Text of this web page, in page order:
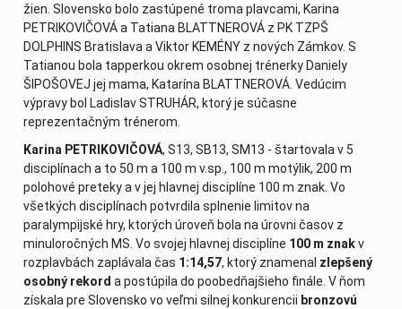
žien. Slovensko bolo zastúpené troma plavcami, Karina
PETRIKOVIČOVÁ a Tatiana BLATTNEROVÁ z PK TZPŠ
DOLPHINS Bratislava a Viktor KEMÉNY z nových Zámkov. S
Tatianou bola tapperkou okrem osobnej trénerky Daniely
ŠIPOŠOVEJ jej mama, Katarína BLATTNEROVÁ. Vedúcim
výpravy bol Ladislav STRUHÁR, ktorý je súčasne
reprezentačným trénerom.
Karina PETRIKOVIČOVÁ, S13, SB13, SM13 - štartovala v 5
disciplínach a to 50 m a 100 m v.sp., 100 m motýlik, 200 m
polohové preteky a v jej hlavnej disciplíne 100 m znak. Vo
všetkých disciplínach potvrdila splnenie limitov na
paralympijské hry, ktorých úroveň bola na úrovni časov z
minuloročných MS. Vo svojej hlavnej disciplíne 100 m znakv
rozplavbách zaplávala čas 1:14,57, ktorý znamenal zlepšený
osobný rekord a postúpila do poobedňajšieho finále. V ňom
získala pre Slovensko vo veľmi silnej konkurencii bronzovú